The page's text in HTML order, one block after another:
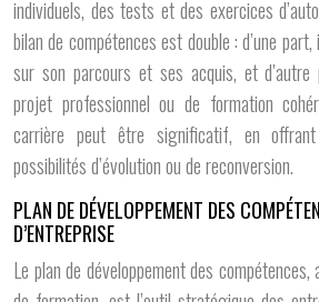
individuels, des tests et des exercices
bilan de compétences est double : d’une
sur son parcours et ses acquis, et
projet professionnel ou de formation
carrière peut être significatif, en
possibilités d’évolution ou de reconversion.
PLAN DE DÉVELOPPEMENT DES
D’ENTREPRISE
Le plan de développement des compétences,